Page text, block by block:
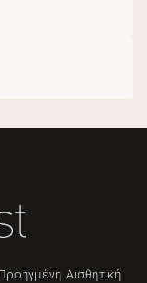
Αισθητική